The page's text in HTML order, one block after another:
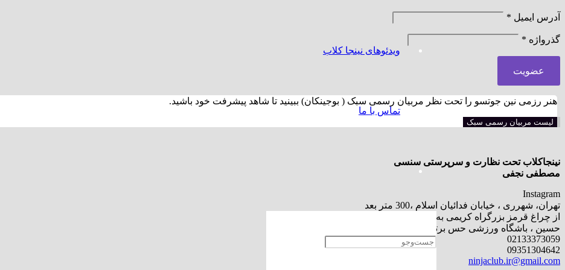
ویدئوهای نینجا کلاب
تماس با ما
آدرس ایمیل *
گذرواژه *
عضویت
هنر رزمی نین جوتسو را تحت نظر مربیان رسمی سبک ( بوجینکان) ببینید تا شاهد پیشرفت خود باشید.
لیست مربیان رسمی سبک
نینجاکلاب تحت نظارت و سرپرستی سنسی
مصطفی نجفی
Instagram
تهران، شهرری ، خیابان فدائیان اسلام ،300 متر بعد
از چراغ قرمز بزرگراه کریمی به سمت بلوار امام
حسین ، باشگاه ورزشی حس برتر
02133373059
09351304642
ninjaclub.ir@gmail.com